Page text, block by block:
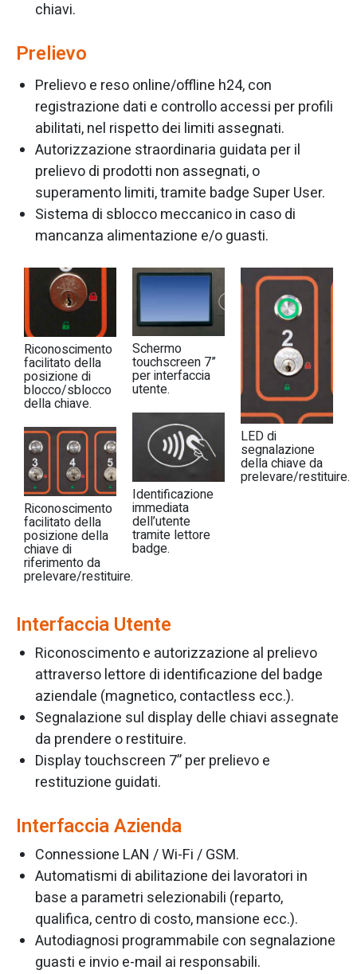
chiavi.
Prelievo
Prelievo e reso online/offline h24, con
registrazione dati e controllo accessi per profili
abilitati, nel rispetto dei limiti assegnati.
Autorizzazione straordinaria guidata per il
prelievo di prodotti non assegnati, o
superamento limiti, tramite badge Super User.
Sistema di sblocco meccanico in caso di
mancanza alimentazione e/o guasti.
Riconoscimento
facilitato della
posizione di
blocco/sblocco
della chiave.
Schermo
touchscreen 7”
per interfaccia
utente.
LED di
segnalazione
della chiave da
prelevare/restituire.
Identificazione
immediata
dell’utente
tramite lettore
badge.
Riconoscimento
facilitato della
posizione della
chiave di
riferimento da
prelevare/restituire.
Interfaccia Utente
Riconoscimento e autorizzazione al prelievo
attraverso lettore di identificazione del badge
aziendale (magnetico, contactless ecc.).
Segnalazione sul display delle chiavi assegnate
da prendere o restituire.
Display touchscreen 7” per prelievo e
restituzione guidati.
Interfaccia Azienda
Connessione LAN / Wi-Fi / GSM.
Automatismi di abilitazione dei lavoratori in
base a parametri selezionabili (reparto,
qualifica, centro di costo, mansione ecc.).
Autodiagnosi programmabile con segnalazione
guasti e invio e-mail ai responsabili.